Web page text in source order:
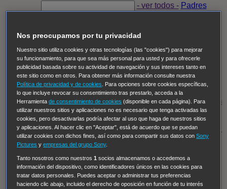
- ver todos - Padres
Despedida Salvaje Despedida Salvaje
Thomas, el ojo del FBI
Pan Am
Dawson crece
Insomnia El Guardián The Blacklist Cinco en familia
Hudson & Rex Diez libras y un sueño Mr Loverman
Regreso al futuro III NUEVE CUERPOS Los últimos
caballeros Tormenta infinita Sing Street Cobra Kai
Tom
y Lola High Country Los casos de Susan Ryeland:
Moonflower Murders Twisted Metal Mentes Criminales:
Evolution Terapia de Choque
Hailey Dean Without Sin: Libre de Culpa Morbius
NCIS: Nueva Orleans Pandora En fuera de juego
The Shield: Al margen de la ley Duplicated Preacher
Nos preocupamos por tu privacidad
Nuestro sitio utiliza cookies y otras tecnologías (las "cookies") para mejorar
su funcionamiento, para que sea más personal para usted y para ofrecerle
publicidad basada sobre su actividad de navegación y sus intereses tanto en
este sitio como en otros. Para obtener más información consulte nuestra
Política de privacidad y de cookies
. Para opciones sobre cookies específicas,
lo que incluye revocar su consentimiento tras prestarlo, acceda a la
Herramientade consentimiento de cookies (disponible en cada página). Para
utilizar nuestros sitios y aplicaciones no es necesario que tenga activadas las
cookies, pero desactivarlas podría afectar al uso que haga de nuestros sitios
y aplicaciones. Al hacer clic en "Aceptar", está de acuerdo que se puedan
utilizar cookies con dichos fines, así como para compartir sus datos conSony
Pictures yempresas del grupo Sony.
Tanto nosotros como nuestros1 socios almacenamos o accedemos a
información del dispositivo, como identificadores únicos en las cookies para
tratar datos personales. Puedes aceptar o administrar tus preferencias
haciendo clic abajo, incluido el derecho de oposición en función de tu interés